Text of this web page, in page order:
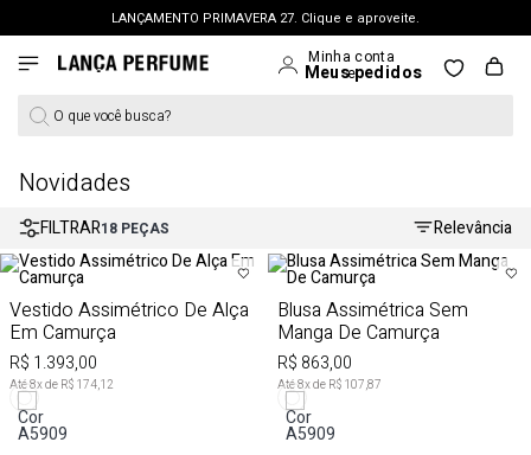
LANÇAMENTO PRIMAVERA 27. Clique e aproveite.
FRETE GRÁTIS | a partir de R$ 699. APROVEITAR >
OUTLET: Até 65% OFF + 15% na 2ª peça. Confira >
O que você busca?
Novidades
FILTRAR18 PEÇAS Relevância
Vestido Assimétrico De Alça
Em Camurça
R$ 1.393,00
Até8x de R$ 174,12
Blusa Assimétrica Sem
Manga De Camurça
R$ 863,00
Até8x de R$ 107,87